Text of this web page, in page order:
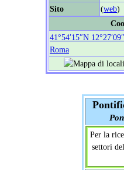
Sito
(web)
41°54′15″N
Roma
Per la
settori